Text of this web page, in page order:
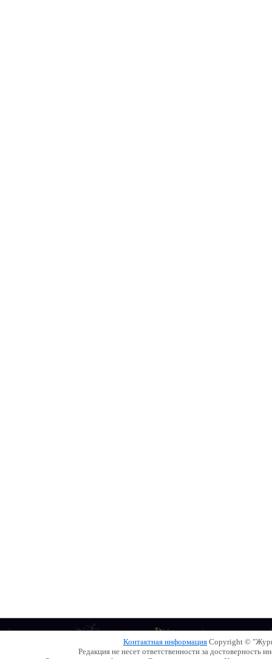
Контактная информация Copyright ©
Редакция не несет ответственности за